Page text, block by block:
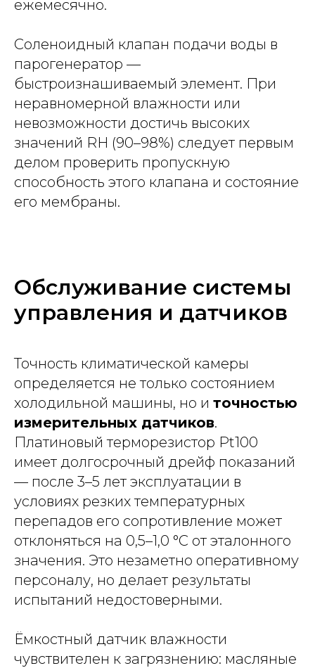
ежемесячно.
Соленоидный клапан подачи воды в
парогенератор —
быстроизнашиваемый элемент. При
неравномерной влажности или
невозможности достичь высоких
значений RH (90–98%) следует первым
делом проверить пропускную
способность этого клапана и состояние
его мембраны.
Обслуживание системы
управления и датчиков
Точность климатической камеры
определяется не только состоянием
холодильной машины, но и точностью
измерительных датчиков.
Платиновый терморезистор Pt100
имеет долгосрочный дрейф показаний
— после 3–5 лет эксплуатации в
условиях резких температурных
перепадов его сопротивление может
отклоняться на 0,5–1,0 °C от эталонного
значения. Это незаметно оперативному
персоналу, но делает результаты
испытаний недостоверными.
Ёмкостный датчик влажности
чувствителен к загрязнению: масляные